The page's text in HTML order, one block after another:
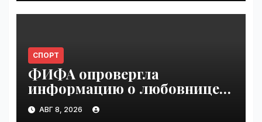
СПОРТ
ФИФА опровергла
информацию о любовнице
Инфантино | VseTime.ru
АВГ 8, 2026